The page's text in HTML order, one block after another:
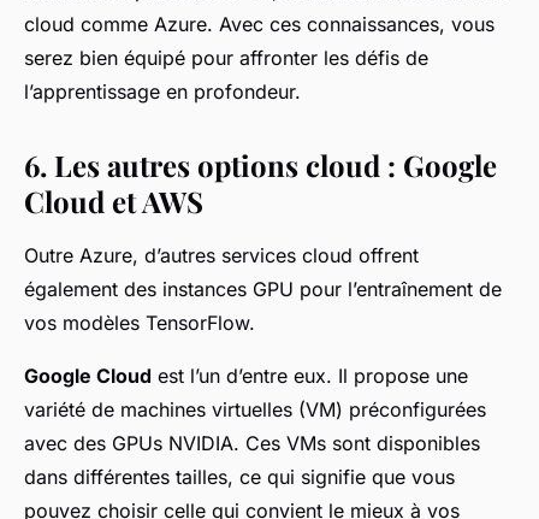
cloud comme Azure. Avec ces connaissances, vous
serez bien équipé pour affronter les défis de
l’apprentissage en profondeur.
6. Les autres options cloud : Google
Cloud et AWS
Outre Azure, d’autres services cloud offrent
également des instances GPU pour l’entraînement de
vos modèles TensorFlow.
Google Cloud est l’un d’entre eux. Il propose une
variété de machines virtuelles (VM) préconfigurées
avec des GPUs NVIDIA. Ces VMs sont disponibles
dans différentes tailles, ce qui signifie que vous
pouvez choisir celle qui convient le mieux à vos